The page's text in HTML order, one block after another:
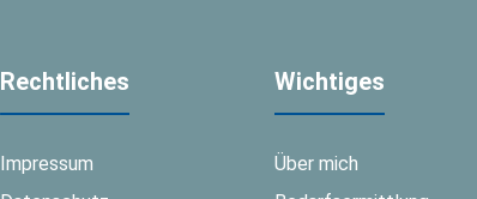
Rechtliches
Impressum
Wichtiges
Über mich